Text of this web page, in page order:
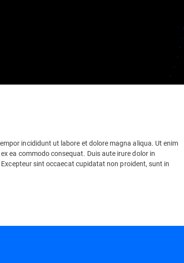
incididunt ut labore et dolore magna aliqua. Ut enim
ea commodo consequat. Duis aute irure dolor in
sint occaecat cupidatat non proident, sunt in